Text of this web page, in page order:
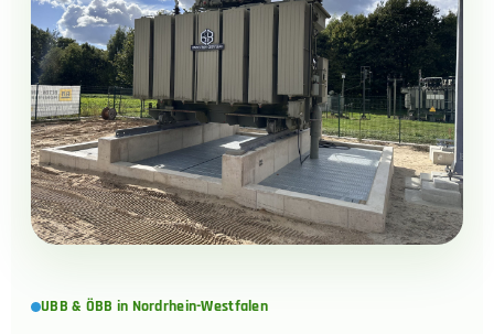
UBB & ÖBB in Nordrhein-Westfalen